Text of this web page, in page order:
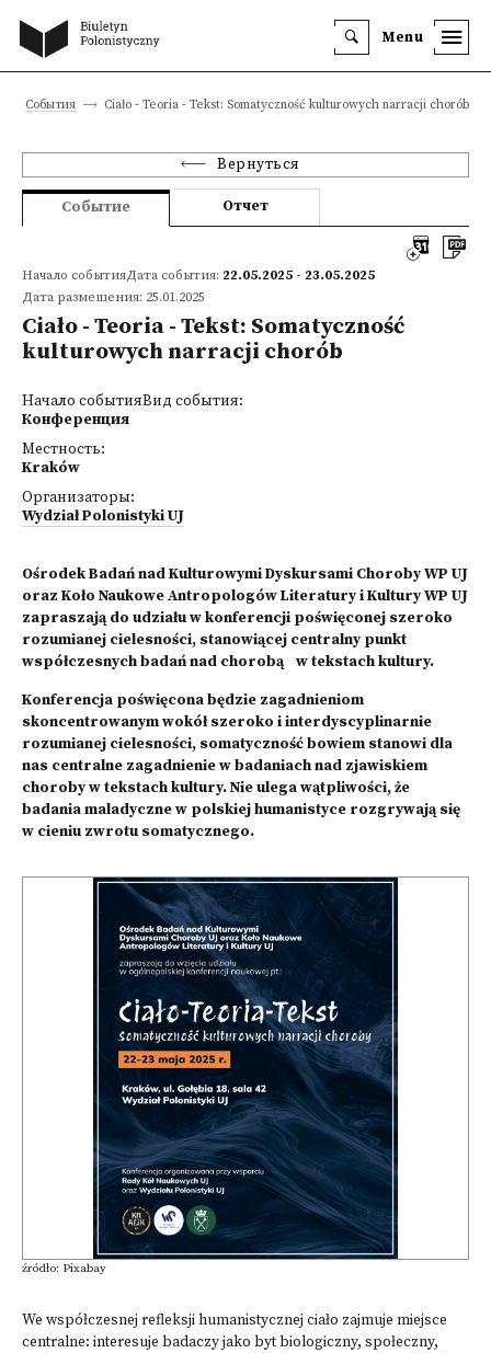
Menu
События Ciało - Teoria - Tekst: Somatyczność kulturowych narracji chorób
Вернуться
Событие Отчет
Начало событияДата события: 22.05.2025 - 23.05.2025
Дата размещения: 25.01.2025
Ciało - Teoria - Tekst: Somatyczność
kulturowych narracji chorób
Начало событияВид события:
Конференция
Местность:
Kraków
Организаторы:
Wydział Polonistyki UJ
Ośrodek Badań nad Kulturowymi Dyskursami Choroby WP UJ
oraz Koło Naukowe Antropologów Literatury i Kultury WP UJ
zapraszają do udziału w konferencji poświęconej szeroko
rozumianej cielesności, stanowiącej centralny punkt
współczesnych badań nad chorobą w tekstach kultury.
Konferencja poświęcona będzie zagadnieniom
skoncentrowanym wokół szeroko i interdyscyplinarnie
rozumianej cielesności, somatyczność bowiem stanowi dla
nas centralne zagadnienie w badaniach nad zjawiskiem
choroby w tekstach kultury. Nie ulega wątpliwości, że
badania maladyczne w polskiej humanistyce rozgrywają się
w cieniu zwrotu somatycznego.
źródło: Pixabay
We współczesnej refleksji humanistycznej ciało zajmuje miejsce
centralne: interesuje badaczy jako byt biologiczny, społeczny,